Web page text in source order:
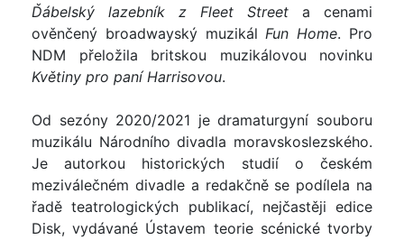
Ďábelský lazebník z Fleet Street a cenami
ověnčený broadwayský muzikálFun Home. Pro
NDM přeložila britskou muzikálovou novinku
Květiny pro paní Harrisovou.
Od sezóny 2020/2021 je dramaturgyní souboru
muzikálu Národního divadla moravskoslezského.
Je autorkou historických studií o českém
meziválečném divadle a redakčně se podílela na
řadě teatrologických publikací, nejčastěji edice
Disk, vydávané Ústavem teorie scénické tvorby